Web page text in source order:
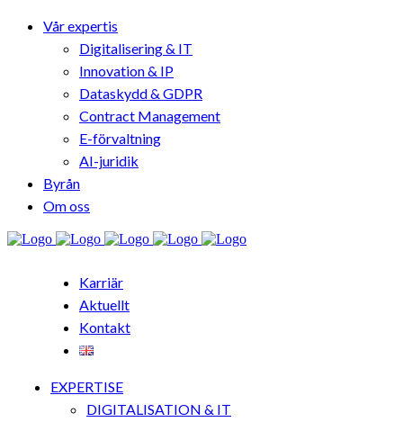
Vår expertis
Digitalisering & IT
Innovation & IP
Dataskydd & GDPR
Contract Management
E-förvaltning
AI-juridik
Byrån
Om oss
Karriär
Aktuellt
Kontakt
EXPERTISE
DIGITALISATION & IT